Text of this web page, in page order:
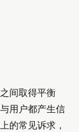
间取得平衡
用户都产生信
的常见诉求，